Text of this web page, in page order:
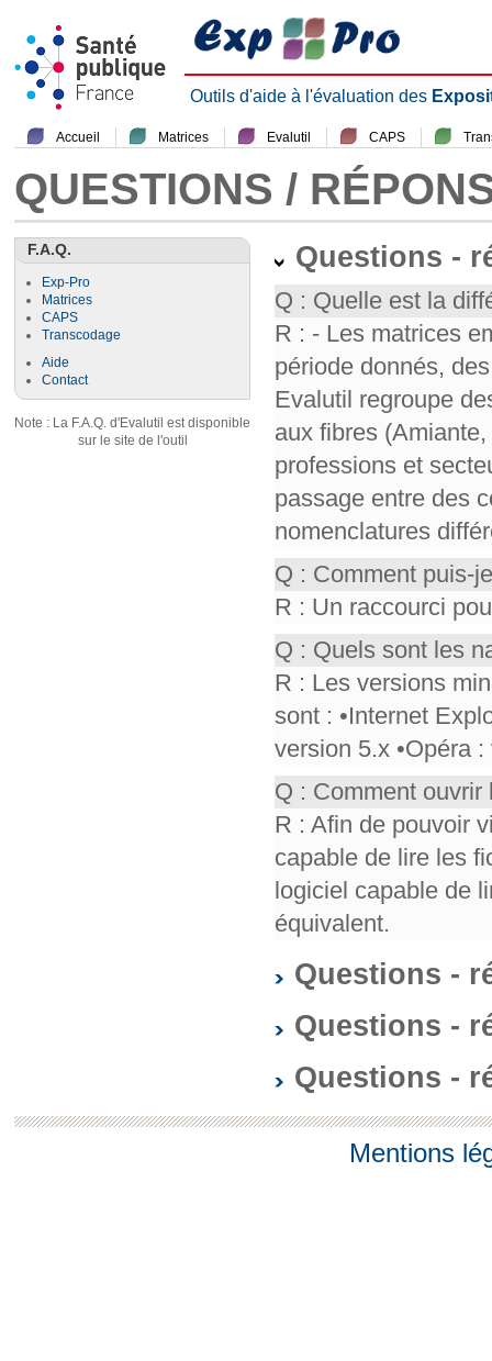
Outils d'aide à l'évaluation des
Accueil Matrices Evalutil CAPS
QUESTIONS /
F.A.Q.
Exp-Pro
Matrices
CAPS
Transcodage
Aide
Contact
Note : La F.A.Q. d'Evalutil est disponible
sur le site de l'outil
Questions -
Q : Quelle est la
R : - Les matrices
période donnés,
Evalutil regroupe
aux fibres
professions et
passage entre des
nomenclatures
Q : Comment puis-
R : Un raccourci
Q : Quels sont les
R : Les versions
sont : •Internet
version 5.x •Opéra
Q : Comment
R : Afin de pouvoir
capable de lire les
logiciel capable de
équivalent.
Questions -
Questions -
Questions -
Mentions